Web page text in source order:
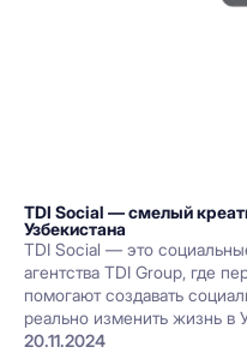
TDI Social — смелый
Узбекистана
TDI Social — это
агентства TDI Group, где
помогают создавать
реально изменить жизнь в
20.11.2024